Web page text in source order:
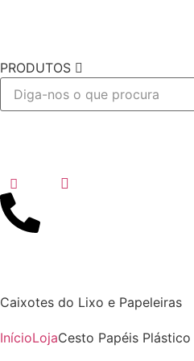
PRODUTOS
Caixotes do Lixo e Papeleiras
InícioLojaCesto Papéis